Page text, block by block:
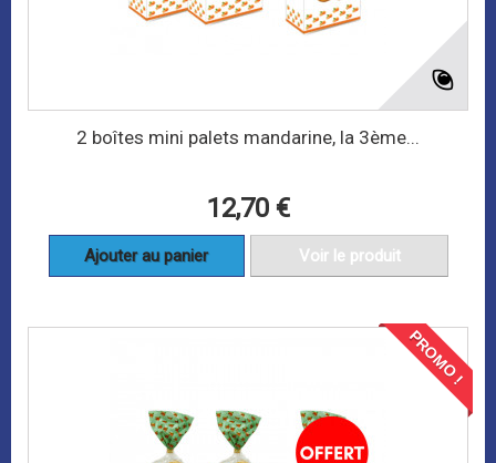
2 boîtes mini palets mandarine, la 3ème...
12,70 €
Ajouter au panier Voir le produit
PROMO !